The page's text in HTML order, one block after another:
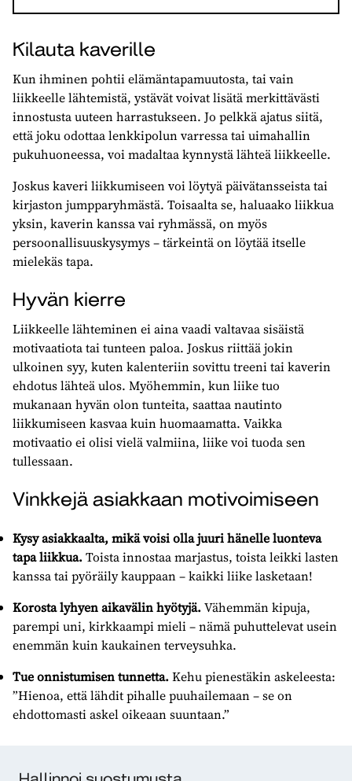
Kilauta kaverille
Kun ihminen pohtii elämäntapamuutosta, tai vain
liikkeelle lähtemistä, ystävät voivat lisätä merkittävästi
innostusta uuteen harrastukseen. Jo pelkkä ajatus siitä,
että joku odottaa lenkkipolun varressa tai uimahallin
pukuhuoneessa, voi madaltaa kynnystä lähteä liikkeelle.
Joskus kaveri liikkumiseen voi löytyä päivätansseista tai
kirjaston jumpparyhmästä. Toisaalta se, haluaako liikkua
yksin, kaverin kanssa vai ryhmässä, on myös
persoonallisuuskysymys – tärkeintä on löytää itselle
mielekäs tapa.
Hyvän kierre
Liikkeelle lähteminen ei aina vaadi valtavaa sisäistä
motivaatiota tai tunteen paloa. Joskus riittää jokin
ulkoinen syy, kuten kalenteriin sovittu treeni tai kaverin
ehdotus lähteä ulos. Myöhemmin, kun liike tuo
mukanaan hyvän olon tunteita, saattaa nautinto
liikkumiseen kasvaa kuin huomaamatta. Vaikka
motivaatio ei olisi vielä valmiina, liike voi tuoda sen
tullessaan.
Vinkkejä asiakkaan motivoimiseen
Kysy asiakkaalta, mikä voisi olla juuri hänelle luonteva
tapa liikkua.Toista innostaa marjastus, toista leikki lasten
kanssa tai pyöräily kauppaan – kaikki liike lasketaan!
Korosta lyhyen aikavälin hyötyjä.Vähemmän kipuja,
parempi uni, kirkkaampi mieli – nämä puhuttelevat usein
enemmän kuin kaukainen terveysuhka.
Tue onnistumisen tunnetta.Kehu pienestäkin askeleesta:
”Hienoa, että lähdit pihalle puuhailemaan – se on
ehdottomasti askel oikeaan suuntaan.”